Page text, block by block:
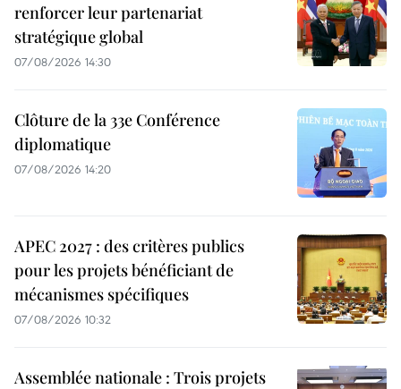
renforcer leur partenariat
stratégique global
07/08/2026 14:30
Clôture de la 33e Conférence
diplomatique
07/08/2026 14:20
APEC 2027 : des critères publics
pour les projets bénéficiant de
mécanismes spécifiques
07/08/2026 10:32
Assemblée nationale : Trois projets